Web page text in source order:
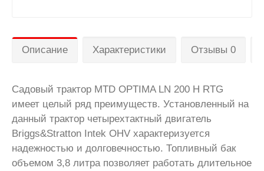
Описание Характеристики Отзывы 0
Садовый трактор MTD OPTIMA LN 200 H RTG
имеет целый ряд преимуществ. Установленный на
данный трактор четырехтактный двигатель
Briggs&Stratton Intek OHV характеризуется
надежностью и долговечностью. Топливный бак
объемом 3,8 литра позволяет работать длительное